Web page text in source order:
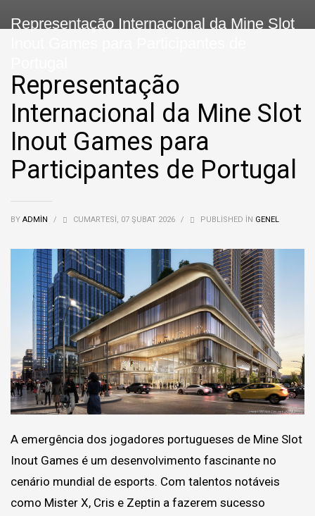
Representação Internacional da Mine Slot
Representação
Internacional da Mine Slot
Inout Games para
Participantes de Portugal
BY ADMIN / CUMARTESI, 07 ŞUBAT 2026 / PUBLISHED IN GENEL
A emergência dos jogadores portugueses de Mine Slot
Inout Games é um desenvolvimento fascinante no
cenário mundial de esports. Com talentos notáveis
como Mister X, Cris e Zeptin a fazerem sucesso